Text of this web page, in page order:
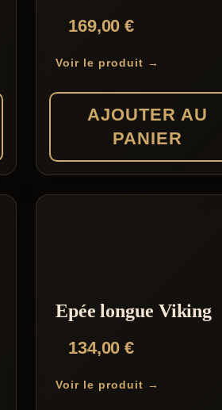
169,00€
Voir le produit →
AJOUTER AU
PANIER
Epée longue Viking
134,00€
Voir le produit →